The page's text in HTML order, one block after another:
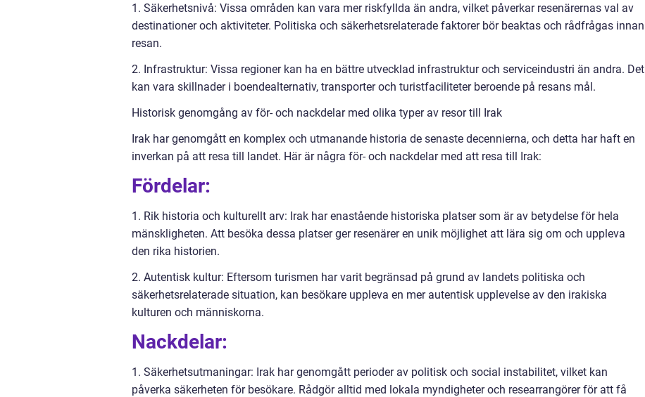
1. Säkerhetsnivå: Vissa områden kan vara mer riskfyllda än andra, vilket påverkar resenärernas val av
destinationer och aktiviteter. Politiska och säkerhetsrelaterade faktorer bör beaktas och rådfrågas innan
resan.
2. Infrastruktur: Vissa regioner kan ha en bättre utvecklad infrastruktur och serviceindustri än andra. Det
kan vara skillnader i boendealternativ, transporter och turistfaciliteter beroende på resans mål.
Historisk genomgång av för- och nackdelar med olika typer av resor till Irak
Irak har genomgått en komplex och utmanande historia de senaste decennierna, och detta har haft en
inverkan på att resa till landet. Här är några för- och nackdelar med att resa till Irak:
Fördelar:
1. Rik historia och kulturellt arv: Irak har enastående historiska platser som är av betydelse för hela
mänskligheten. Att besöka dessa platser ger resenärer en unik möjlighet att lära sig om och uppleva
den rika historien.
2. Autentisk kultur: Eftersom turismen har varit begränsad på grund av landets politiska och
säkerhetsrelaterade situation, kan besökare uppleva en mer autentisk upplevelse av den irakiska
kulturen och människorna.
Nackdelar:
1. Säkerhetsutmaningar: Irak har genomgått perioder av politisk och social instabilitet, vilket kan
påverka säkerheten för besökare. Rådgör alltid med lokala myndigheter och researrangörer för att få